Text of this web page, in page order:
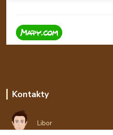
Kontakty
Libor